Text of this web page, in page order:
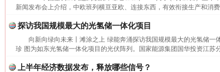
新闻发布会上介绍，中欧班列横亘亚欧、连接东西，有效衔接生产和消
探访我国规模最大的光氢储一体化项目
向新向绿向未来丨滩涂之上 绿能奔涌探访我国规模最大的光氢储一
珍 图为如东光氢储一体化项目的光伏阵列。国家能源集团国华投资
上半年经济数据发布，释放哪些信号？
“刷贴”乱象丛生